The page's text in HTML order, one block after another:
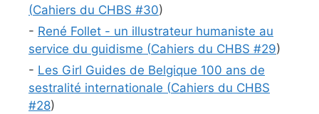
(Cahiers du CHBS #30)
- René Follet - un illustrateur humaniste au
service du guidisme (Cahiers du CHBS #29)
- Les Girl Guides de Belgique 100 ans de
sestralité internationale (Cahiers du CHBS
#28)